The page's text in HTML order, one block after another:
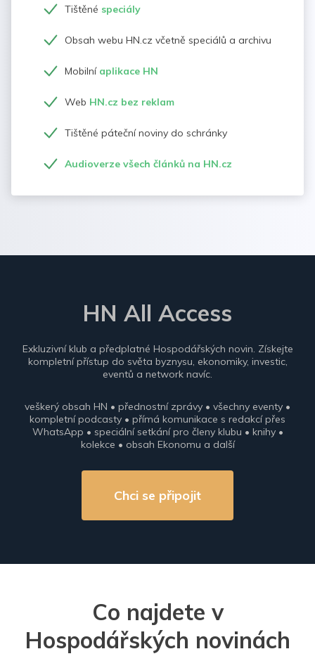
Tištěné speciály
Obsah webu HN.cz včetně speciálů a archivu
Mobilní aplikace HN
Web HN.cz bez reklam
Tištěné páteční noviny do schránky
Audioverze všech článků na HN.cz
HN All Access
Exkluzivní klub a předplatné Hospodářských novin. Získejte
kompletní přístup do světa byznysu, ekonomiky, investic,
eventů a network navíc.
veškerý obsah HN • přednostní zprávy • všechny eventy •
kompletní podcasty • přímá komunikace s redakcí přes
WhatsApp • speciální setkání pro členy klubu • knihy •
kolekce • obsah Ekonomu a další
Chci se připojit
Co najdete v
Hospodářských novinách